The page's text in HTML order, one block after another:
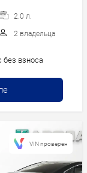
2.0 л.
2 владельца
без взноса
VIN проверен